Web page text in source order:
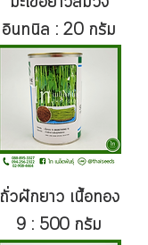
อินทนิล : 20 กรัม
ถั่วฝักยาว เนื้อทอง
9 : 500 กรัม